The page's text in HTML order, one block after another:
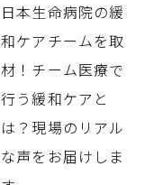
日本生命病院の緩
和ケアチームを取
材！チーム医療で
行う緩和ケアと
は？現場のリアル
な声をお届けしま